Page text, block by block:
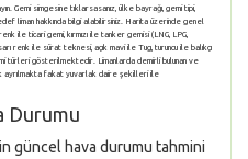
Gemi simgesine tıklarsasanız, ülke bayrağı, gemi tipi,
liman hakkında bilgi alabilirsiniz. Harita üzerinde genel
ile ticari gemi, kırmızı ile tanker gemisi (LNG, LPG,
renk ile sürat teknesi, açık mavi ile Tug, turuncu ile balıkçı
gösterilmektedir. Limanlarda demirli bulunan ve
ayrılmakta fakat yuvarlak daire şekilleri ile
Durumu
güncel hava durumu tahmini